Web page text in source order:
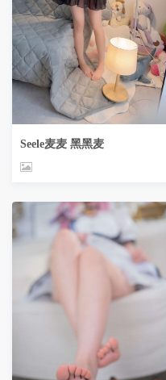
Seele麦麦 黑黑麦